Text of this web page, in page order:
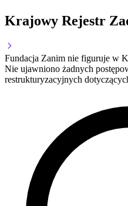
Krajowy Rejestr
Fundacja Zanim nie figuruje w
Nie ujawniono żadnych
restrukturyzacyjnych